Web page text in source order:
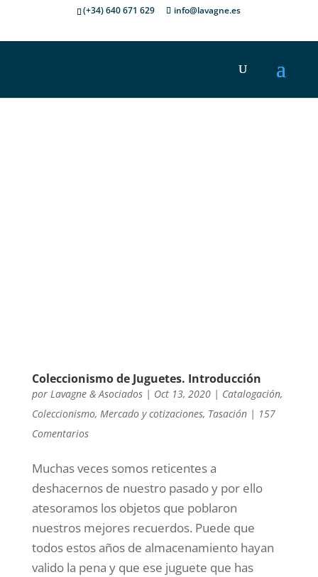
(+34) 640 671 629 info@lavagne.es
Coleccionismo de Juguetes. Introducción
por Lavagne & Asociados| Oct 13, 2020| Catalogación,
Coleccionismo, Mercado y cotizaciones, Tasación| 157
Comentarios
Muchas veces somos reticentes a
deshacernos de nuestro pasado y por ello
atesoramos los objetos que poblaron
nuestros mejores recuerdos. Puede que
todos estos años de almacenamiento hayan
valido la pena y que ese juguete que has